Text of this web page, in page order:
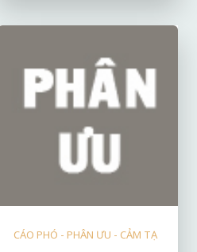
CÁO PHÓ - PHÂN ƯU - CẢM TẠ